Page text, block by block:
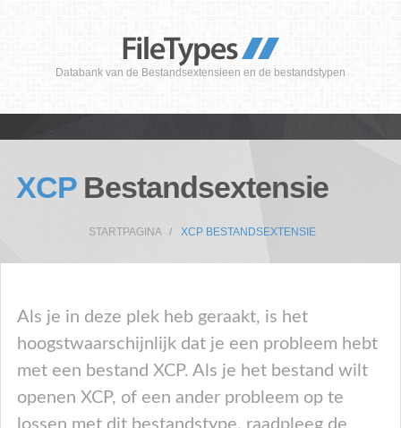
Databank van de Bestandsextensieen en de bestandstypen
XCPBestandsextensie
STARTPAGINA XCP BESTANDSEXTENSIE
Als je in deze plek heb geraakt, is het
hoogstwaarschijnlijk dat je een probleem hebt
met een bestand XCP. Als je het bestand wilt
openen XCP, of een ander probleem op te
lossen met dit bestandstype, raadpleeg de